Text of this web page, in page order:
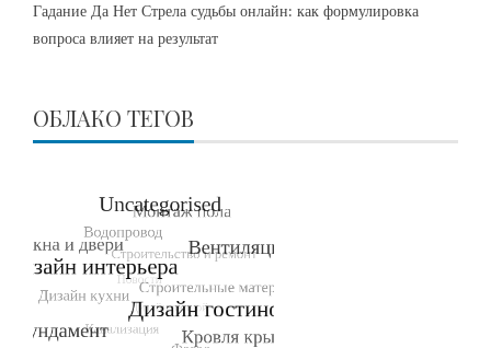
Гадание Да Нет Стрела судьбы онлайн: как формулировка
вопроса влияет на результат
ОБЛАКО ТЕГОВ